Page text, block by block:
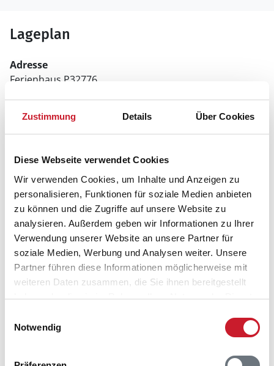
Zustimmung Details Über Cookies
Diese Webseite verwendet Cookies
Wir verwenden Cookies, um Inhalte und Anzeigen zu
personalisieren, Funktionen für soziale Medien anbieten
zu können und die Zugriffe auf unsere Website zu
analysieren. Außerdem geben wir Informationen zu Ihrer
Verwendung unserer Website an unsere Partner für
soziale Medien, Werbung und Analysen weiter. Unsere
Partner führen diese Informationen möglicherweise mit
weiteren Daten zusammen, die Sie ihnen bereitgestellt
haben oder die sie im Rahmen Ihrer Nutzung der Dienste
Notwendig
Lageplan
Adresse
Ferienhaus P32776
6857 Blåvand